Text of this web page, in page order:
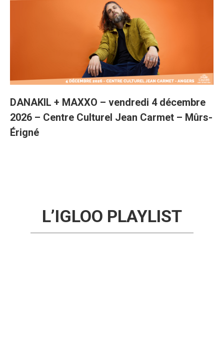
DANAKIL + MAXXO – vendredi 4 décembre
2026 – Centre Culturel Jean Carmet – Mûrs-
Érigné
L’IGLOO PLAYLIST